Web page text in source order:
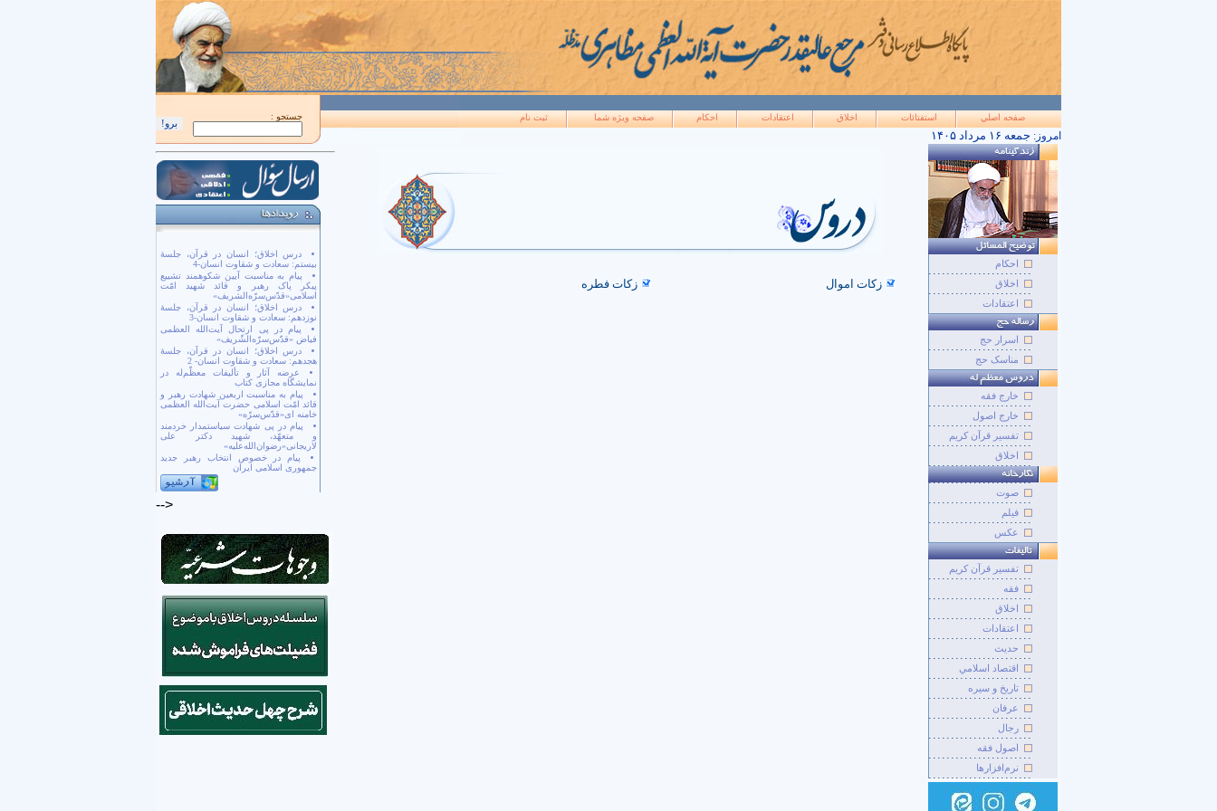
جستجو : صفحه اصلي استفتائات اخلاق اعتقادات احکام صفحه ويژه شما ثبت نام
امروز: ۱۴۰۵ جمعه ۱۶ مرداد
درس اخلاق؛ انسان در قرآن، جلسۀ
بیستم: سعادت و شقاوت انسان-4
پیام به مناسبت آیین شکوهمند تشییع
پیکر پاک رهبر و قائد شهید امّت
اسلامی«قدّس‌سرّه‌الشریف»
درس اخلاق؛ انسان در قرآن، جلسۀ
نوزدهم: سعادت و شقاوت انسان-3
پیام در پی ارتحال آیت‌الله العظمی
فیاض «قدّس‌سرّه‌الشّریف»
درس اخلاق؛ انسان در قرآن، جلسۀ
هجدهم: سعادت و شقاوت انسان- 2
عرضه آثار و تألیفات معظّم‌له در
نمایشگاه مجازی کتاب
پیام به مناسبت اربعین شهادت رهبر و
قائد امّت اسلامی حضرت آیت‌الله العظمی
خامنه ای«قدّس‌سرّه»
پیام در پی شهادت سیاستمدار خردمند
و متعهّد، شهید دکتر علی
لاریجانی«رضوان‌الله‌علیه»
پیام در خصوص انتخاب رهبر جدید
جمهوری اسلامی ایران
-->
زکات اموال زکات فطره
احکام
اخلاق
اعتقادات
اسرار حج
مناسک حج
خارج فقه
خارج اصول
تفسیر قرآن کریم
اخلاق
صوت
فيلم
عکس
تفسير قرآن کريم
فقه
اخلاق
اعتقادات
حديث
اقتصاد اسلامي
تاريخ و سيره
عرفان
رجال
اصول فقه
نرم‌افزارها